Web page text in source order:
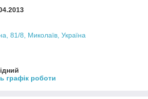
81/8, Миколаїв, Україна
графік роботи